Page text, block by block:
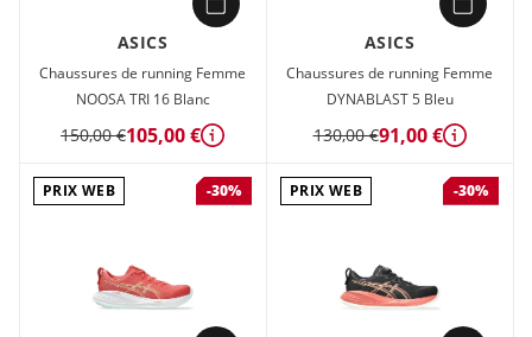
ASICS
Chaussures de running Femme
NOOSA TRI 16 Blanc
150,00 €105,00 € Détails
ASICS
Chaussures de running Femme
DYNABLAST 5 Bleu
130,00 €91,00 € Détails
PRIX WEB -30% PRIX WEB -30%